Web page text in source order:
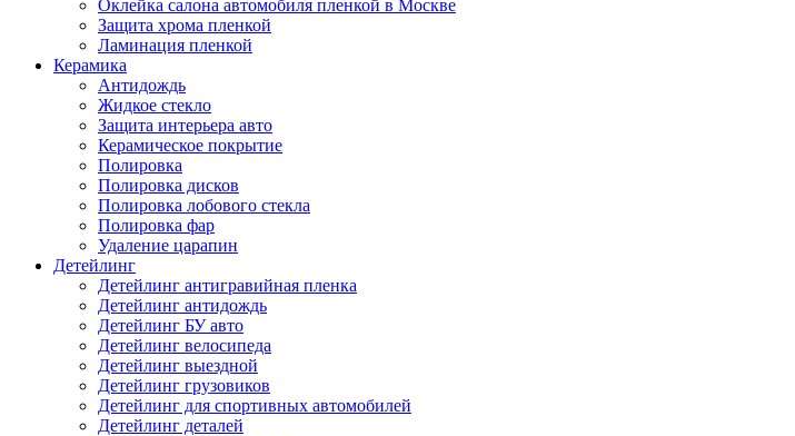
Оклейка салона автомобиля пленкой в Москве
Защита хрома пленкой
Ламинация пленкой
Керамика
Антидождь
Жидкое стекло
Защита интерьера авто
Керамическое покрытие
Полировка
Полировка дисков
Полировка лобового стекла
Полировка фар
Удаление царапин
Детейлинг
Детейлинг антигравийная пленка
Детейлинг антидождь
Детейлинг БУ авто
Детейлинг велосипеда
Детейлинг выездной
Детейлинг грузовиков
Детейлинг для спортивных автомобилей
Детейлинг деталей